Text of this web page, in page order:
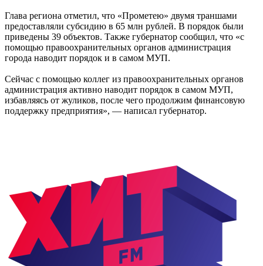
Глава региона отметил, что «Прометею» двумя траншами
предоставляли субсидию в 65 млн рублей. В порядок были
приведены 39 объектов. Также губернатор сообщил, что «с
помощью правоохранительных органов администрация
города наводит порядок и в самом МУП.
Сейчас с помощью коллег из правоохранительных органов
администрация активно наводит порядок в самом МУП,
избавляясь от жуликов, после чего продолжим финансовую
поддержку предприятия», — написал губернатор.